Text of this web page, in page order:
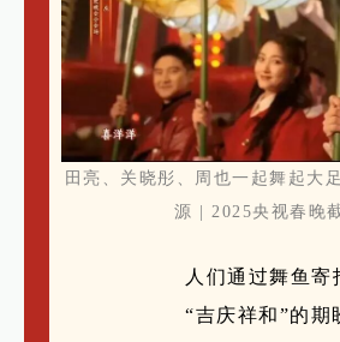
田亮、关晓彤、周也一起舞起大
源 | 2025央视春晚
人们通过舞鱼寄
“吉庆祥和”的期